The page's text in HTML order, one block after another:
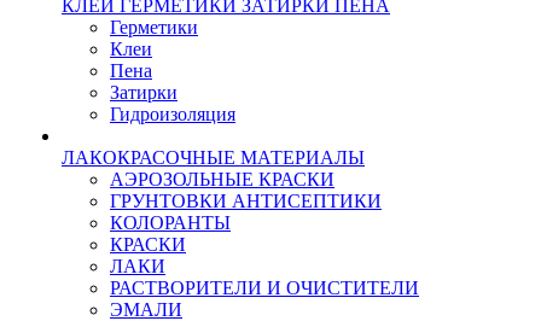
КЛЕИ ГЕРМЕТИКИ ЗАТИРКИ ПЕНА
Герметики
Клеи
Пена
Затирки
Гидроизоляция
ЛАКОКРАСОЧНЫЕ МАТЕРИАЛЫ
АЭРОЗОЛЬНЫЕ КРАСКИ
ГРУНТОВКИ АНТИСЕПТИКИ
КОЛОРАНТЫ
КРАСКИ
ЛАКИ
РАСТВОРИТЕЛИ И ОЧИСТИТЕЛИ
ЭМАЛИ